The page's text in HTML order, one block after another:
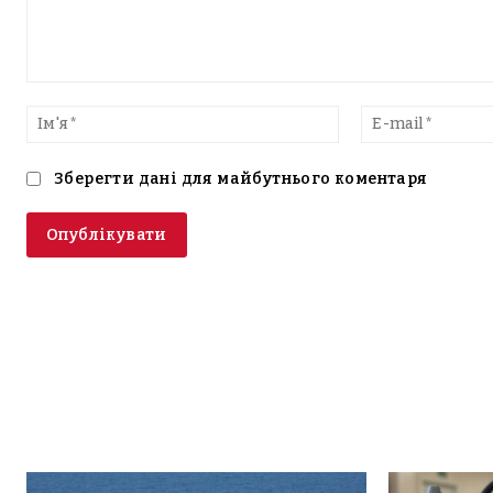
текст
Ім'я*
Зберегти дані для майбутнього коментаря